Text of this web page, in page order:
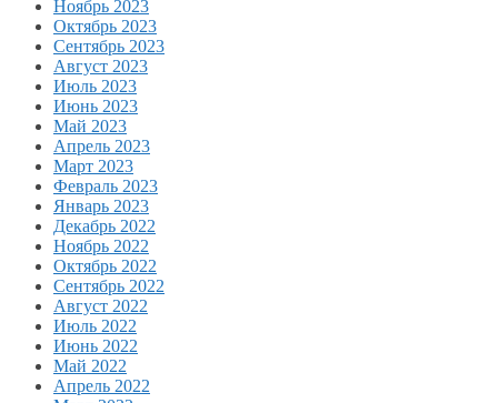
Ноябрь 2023
Октябрь 2023
Сентябрь 2023
Август 2023
Июль 2023
Июнь 2023
Май 2023
Апрель 2023
Март 2023
Февраль 2023
Январь 2023
Декабрь 2022
Ноябрь 2022
Октябрь 2022
Сентябрь 2022
Август 2022
Июль 2022
Июнь 2022
Май 2022
Апрель 2022